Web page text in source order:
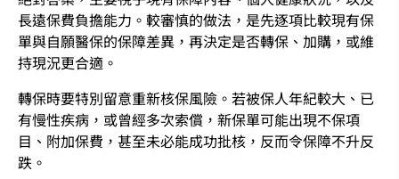
長遠保費負擔能力。較審慎的做法，是先逐項比較現有保
單與自願醫保的保障差異，再決定是否轉保、加購，或維
持現況更合適。
轉保時要特別留意重新核保風險。若被保人年紀較大、已
有慢性疾病，或曾經多次索償，新保單可能出現不保項
目、附加保費，甚至未必能成功批核，反而令保障不升反
跌。